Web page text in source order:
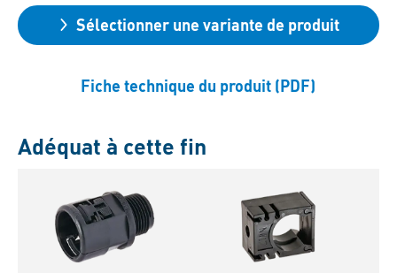
Sélectionner une variante de produit
Fiche technique du produit (PDF)
Adéquat à cette fin